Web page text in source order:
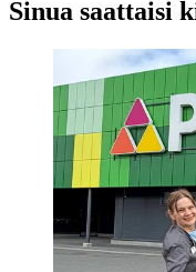
Sinua saattaisi